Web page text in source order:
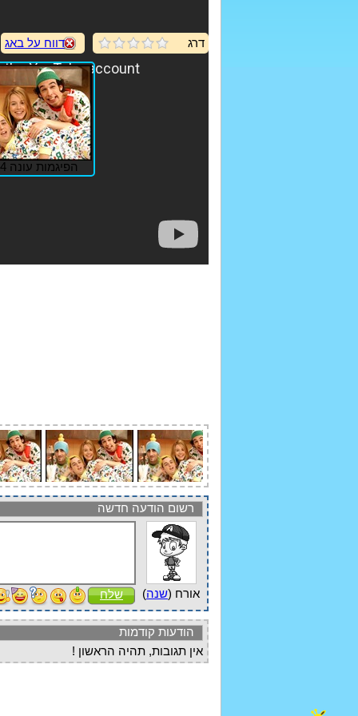
דרג דווח על באג
הפיגמות עונה 4- פרק 1
רשום הודעה חדשה
אורח (שנה) שלח
הודעות קודמות
אין תגובות, תהיה הראשון !